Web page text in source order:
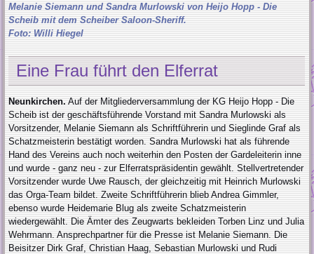
Melanie Siemann und Sandra Murlowski von Heijo Hopp - Die
Scheib mit dem Scheiber Saloon-Sheriff.
Foto: Willi Hiegel
Eine Frau führt den Elferrat
Neunkirchen. Auf der Mitgliederversammlung der KG Heijo Hopp - Die
Scheib ist der geschäftsführende Vorstand mit Sandra Murlowski als
Vorsitzender, Melanie Siemann als Schriftführerin und Sieglinde Graf als
Schatzmeisterin bestätigt worden. Sandra Murlowski hat als führende
Hand des Vereins auch noch weiterhin den Posten der Gardeleiterin inne
und wurde - ganz neu - zur Elferratspräsidentin gewählt. Stellvertretender
Vorsitzender wurde Uwe Rausch, der gleichzeitig mit Heinrich Murlowski
das Orga-Team bildet. Zweite Schriftführerin blieb Andrea Gimmler,
ebenso wurde Heidemarie Blug als zweite Schatzmeisterin
wiedergewählt. Die Ämter des Zeugwarts bekleiden Torben Linz und Julia
Wehrmann. Ansprechpartner für die Presse ist Melanie Siemann. Die
Beisitzer Dirk Graf, Christian Haag, Sebastian Murlowski und Rudi